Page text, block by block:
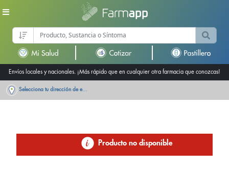
Envíos locales y nacionales. ¡Más rápido que en cualquier otra farmacia que conozcas!
Selecciona tu dirección de entrega
Producto no disponible